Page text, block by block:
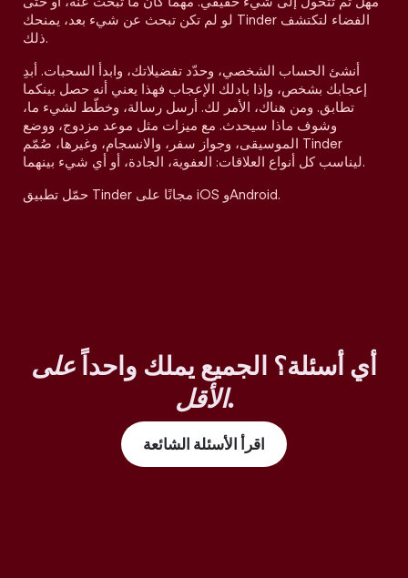
لو لم تكن تبحث عن شيء بعد، يمنحك Tinder الفضاء لتكتشف
ذلك.
أنشئ الحساب الشخصي، وحدّد تفضيلاتك، وابدأ السحبات. أبدِ
إعجابك بشخص، وإذا بادلك الإعجاب فهذا يعني أنه حصل بينكما
تطابق. ومن هناك، الأمر لك. أرسل رسالة، وخطّط لشيء ما،
وشوف ماذا سيحدث. مع ميزات مثل موعد مزدوج، ووضع
الموسيقى، وجواز سفر، والانسجام، وغيرها، صُمّم Tinder
ليناسب كل أنواع العلاقات: العفوية، الجادة، أو أي شيء بينهما.
حمّل تطبيق Tinder مجانًا على iOS وAndroid.
أي أسئلة؟ الجميع يملك واحداً على
الأقل.
اقرأ الأسئلة الشائعة